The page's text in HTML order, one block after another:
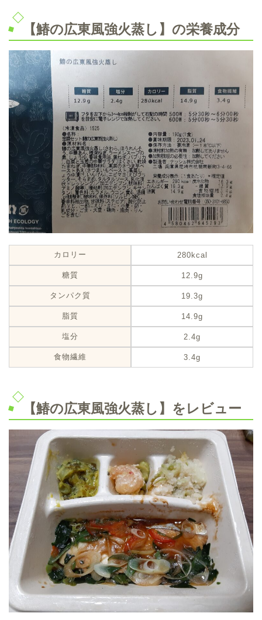
【鰆の広東風強火蒸し】の栄養成分
カロリー 280kcal
糖質 12.9g
タンパク質 19.3g
脂質 14.9g
塩分 2.4g
食物繊維 3.4g
【鰆の広東風強火蒸し】をレビュー